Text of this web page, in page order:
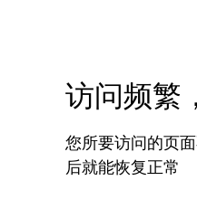
访问频繁
您所要访问的页
后就能恢复正常